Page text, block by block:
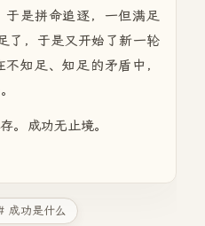
于是拼命追逐，一但满足
了，于是又开始了新一轮
知足、知足的矛盾中，
。成功无止境。
成功是什么